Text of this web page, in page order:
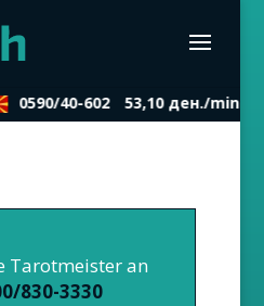
0590/40-602 53,10 ден./min
Tarotmeister an
830-3330